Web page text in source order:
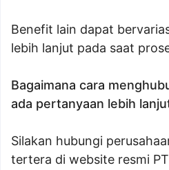
Benefit lain dapat
lebih lanjut pada saat
Bagaimana cara
ada pertanyaan lebih
Silakan hubungi
tertera di website resmi